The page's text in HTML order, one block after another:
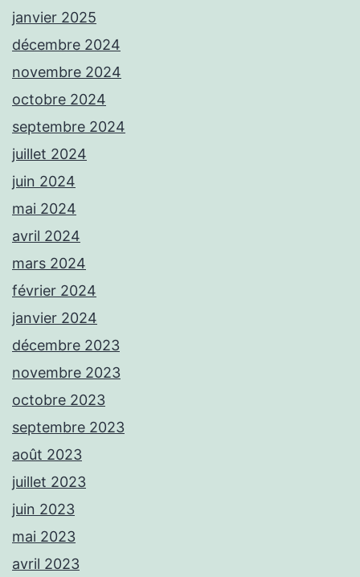
janvier 2025
décembre 2024
novembre 2024
octobre 2024
septembre 2024
juillet 2024
juin 2024
mai 2024
avril 2024
mars 2024
février 2024
janvier 2024
décembre 2023
novembre 2023
octobre 2023
septembre 2023
août 2023
juillet 2023
juin 2023
mai 2023
avril 2023